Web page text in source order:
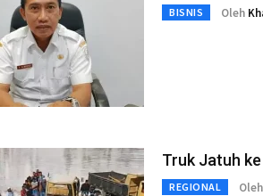
BISNIS Oleh
Truk Jatuh
REGIONAL Oleh